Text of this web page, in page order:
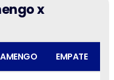
x
EMPATE